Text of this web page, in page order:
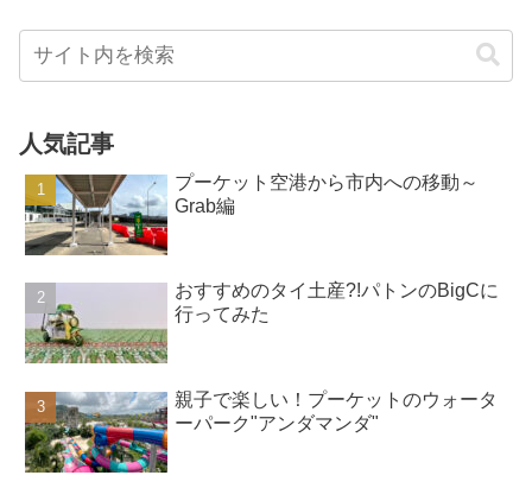
人気記事
プーケット空港から市内への移動～
Grab編
おすすめのタイ土産?!パトンのBigCに
行ってみた
親子で楽しい！プーケットのウォータ
ーパーク"アンダマンダ"